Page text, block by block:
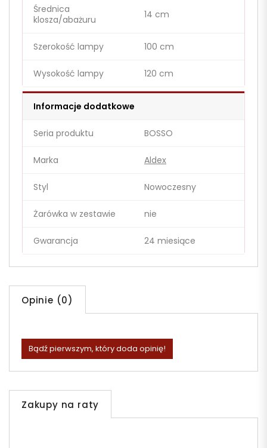
Średnica
klosza/abażuru
14 cm
Szerokość lampy 100 cm
Wysokość lampy 120 cm
Informacje dodatkowe
Seria produktu BOSSO
Marka Aldex
Styl Nowoczesny
Żarówka w zestawie nie
Gwarancja 24 miesiące
Opinie (0)
Bądź pierwszym, który doda opinię!
Zakupy na raty